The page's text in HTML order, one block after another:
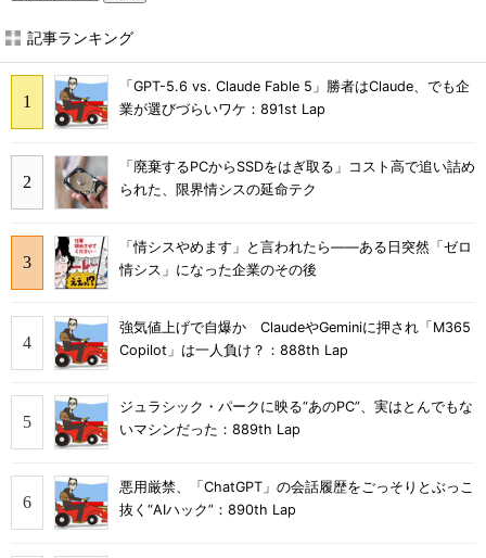
記事ランキング
「GPT-5.6 vs. Claude Fable 5」勝者はClaude、でも企
業が選びづらいワケ：891st Lap
「廃棄するPCからSSDをはぎ取る」コスト高で追い詰め
られた、限界情シスの延命テク
「情シスやめます」と言われたら――ある日突然「ゼロ
情シス」になった企業のその後
強気値上げで自爆か ClaudeやGeminiに押され「M365
Copilot」は一人負け？：888th Lap
ジュラシック・パークに映る“あのPC”、実はとんでもな
いマシンだった：889th Lap
悪用厳禁、「ChatGPT」の会話履歴をごっそりとぶっこ
抜く“AIハック”：890th Lap